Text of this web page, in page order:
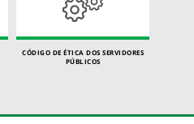
CÓDIGO DE ÉTICA DOS SERVIDORES
PÚBLICOS